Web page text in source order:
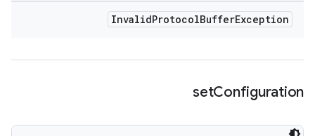
InvalidProtocolBufferException
setConfiguration